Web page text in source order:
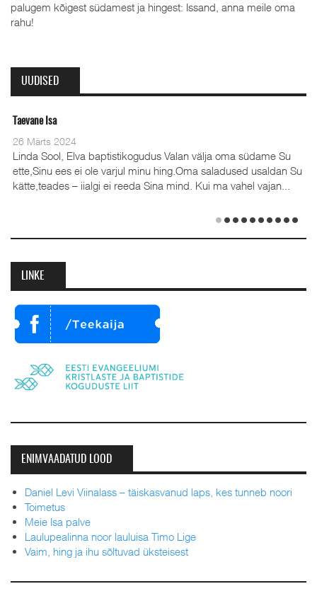
palugem kõigest südamest ja hingest: Issand, anna meile oma
rahu!
UUDISED
Taevane Isa
26 Märts 2024
Linda Sool, Elva baptistikogudus Valan välja oma südame Su
ette,Sinu ees ei ole varjul minu hing.Oma saladused usaldan Su
kätte,teades – iialgi ei reeda Sina mind. Kui ma vahel vajan...
LINKE
ENIMVAADATUD LOOD
Daniel Levi Viinalass – täiskasvanud laps, kes tunneb noori
Toimetus
Meie Isa palve
Laulupealinna noor lauluisa Timo Lige
Vaim, hing ja ihu sõltuvad üksteisest